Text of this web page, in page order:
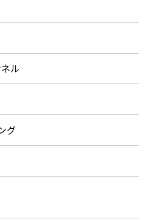
ル
グ